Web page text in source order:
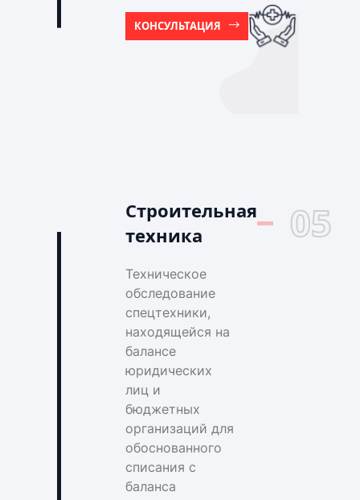
КОНСУЛЬТАЦИЯ
Строительная
техника
05
Техническое
обследование
спецтехники,
находящейся на
балансе
юридических
лиц и
бюджетных
организаций для
обоснованного
списания с
баланса